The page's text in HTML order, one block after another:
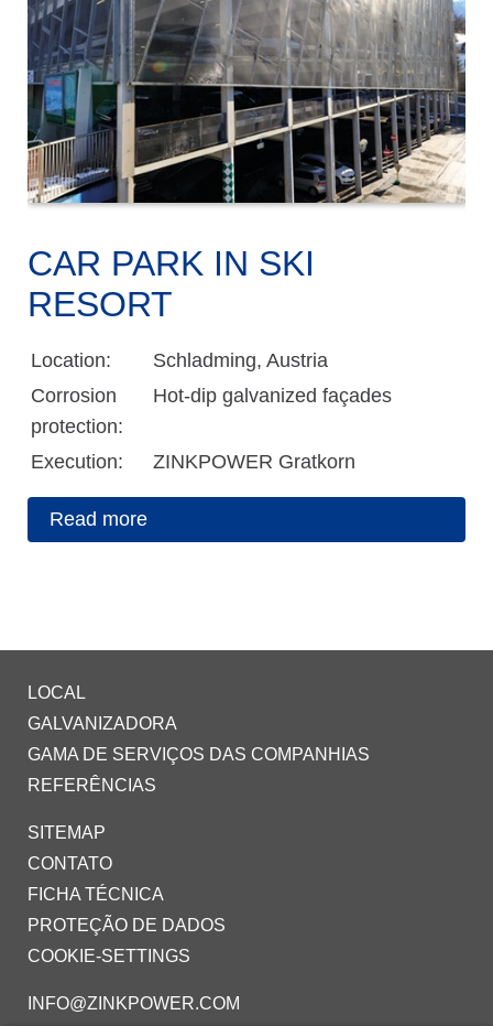
CAR PARK IN SKI
RESORT
Location:
Schladming, Austria
Corrosion
protection:
Hot-dip galvanized façades
Execution: ZINKPOWER Gratkorn
Read more
LOCAL
GALVANIZADORA
GAMA DE SERVIÇOS DAS COMPANHIAS
REFERÊNCIAS
SITEMAP
CONTATO
FICHA TÉCNICA
PROTEÇÃO DE DADOS
COOKIE-SETTINGS
INFO@ZINKPOWER.COM